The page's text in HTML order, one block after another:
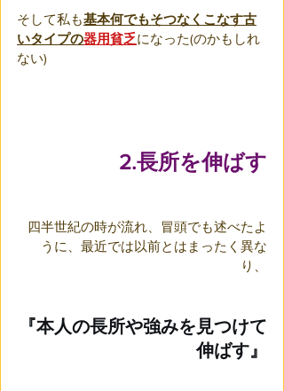
そして私も基本何でもそつなくこなす古
いタイプの器用貧乏になった(のかもしれ
ない)
2.長所を伸ばす
四半世紀の時が流れ、冒頭でも述べたよ
うに、最近では以前とはまったく異な
り、
『本人の長所や強みを見つけて
伸ばす』